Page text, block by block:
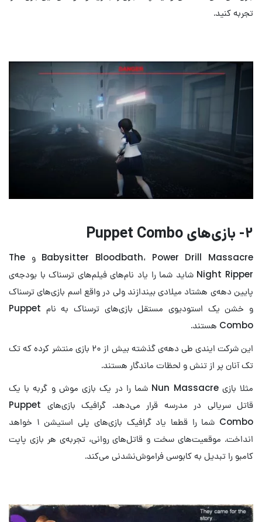
تجربه کنید.
۲- بازی‌های Puppet Combo
Babysitter Bloodbath، Power Drill Massacre و The
Night Ripper شاید شما را یاد نام‌های فیلم‌های ترسناک با بودجه‌ی
پایین دهه‌ی هشتاد میلادی بیندازند ولی در واقع اسم بازی‌های ترسناک
و خشن یک استودیوی مستقل بازی‌های ترسناک به نام Puppet
Combo هستند.
این شرکت ایندی طی دهه‌ی گذشته بیش از ۲۰ بازی منتشر کرده که تک
تک آنان پر از تنش و لحظات ماندگار هستند.
مثلا بازی Nun Massacre شما را در یک بازی موش و گربه با یک
قاتل سریالی در مدرسه قرار می‌دهد. گرافیک بازی‌های Puppet
Combo شما را قطعا یاد گرافیک بازی‌های پلی استیشن ۱ خواهد
انداخت. موقعیت‌های سخت و قاتل‌های روانی، تجربه‌ی هر بازی پاپت
کامبو را تبدیل به کابوسی فراموش‌نشدنی می‌کند.